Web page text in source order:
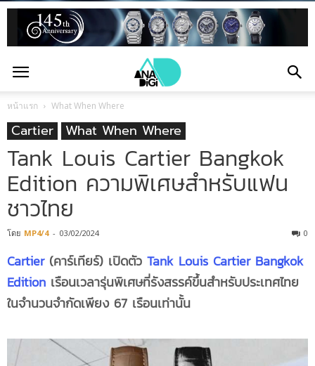
หน้าแรก What When Where
Cartier What When Where
Tank Louis Cartier Bangkok
Edition ความพิเศษสำหรับแฟน
ชาวไทย
โดย MP4/4 - 03/02/2024 0
Cartier(คาร์เทียร์) เปิดตัว Tank Louis Cartier Bangkok
Edition เรือนเวลารุ่นพิเศษที่รังสรรค์ขึ้นสำหรับประเทศไทย
ในจำนวนจำกัดเพียง 67 เรือนเท่านั้น